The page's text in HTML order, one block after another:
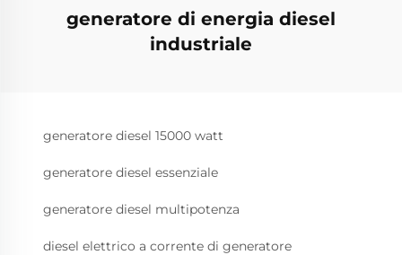
generatore di energia diesel
industriale
generatore diesel 15000 watt
generatore diesel essenziale
generatore diesel multipotenza
diesel elettrico a corrente di generatore